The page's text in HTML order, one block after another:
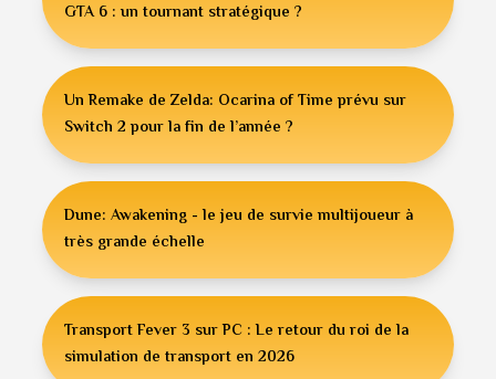
GTA 6 : un tournant stratégique ?
Un Remake de Zelda: Ocarina of Time prévu sur
Switch 2 pour la fin de l’année ?
Dune: Awakening - le jeu de survie multijoueur à
très grande échelle
Transport Fever 3 sur PC : Le retour du roi de la
simulation de transport en 2026